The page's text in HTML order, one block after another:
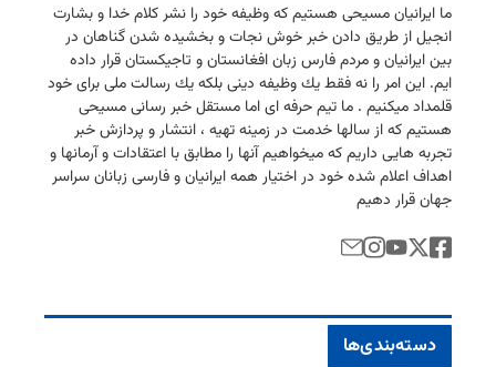
ما ایرانیان مسیحی هستیم كه وظیفه خود را نشر كلام خدا و بشارت
انجیل از طریق دادن خبر خوش نجات و بخشیده شدن گناهان در
بین ایرانیان و مردم فارس زبان افغانستان و تاجیكستان قرار داده
ایم. این امر را نه فقط یك وظیفه دینی بلكه یك رسالت ملی برای خود
قلمداد میكنیم . ما تیم حرفه ای اما مستقل خبر رسانی مسیحی
هستیم كه از سالها خدمت در زمینه تهیه ، انتشار و پردازش خبر
تجربه هایی داریم كه میخواهیم آنها را مطابق با اعتقادات و آرمانها و
اهداف اعلام شده خود در اختیار همه ایرانیان و فارسی زبانان سراسر
جهان قرار دهیم
دسته‌بندی‌ها